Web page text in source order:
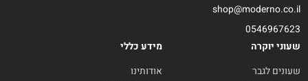
shop@moderno.co.il
0546967623
שעוני יוקרה
שעונים לגבר
מידע כללי
אודותינו